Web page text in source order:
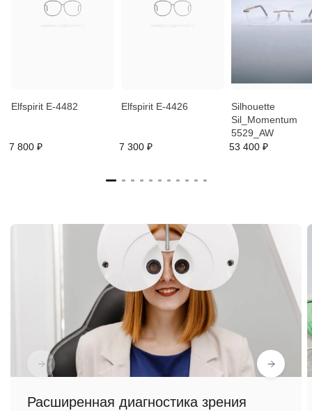
Elfspirit E-4482
7 800 ₽
Elfspirit E-4426
7 300 ₽
Silhouette
Sil_Momentum
5529_AW
53 400 ₽
Расширенная диагностика зрения